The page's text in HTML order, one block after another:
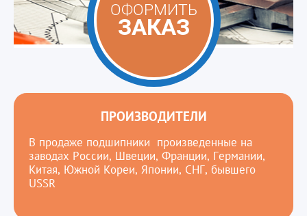
ОФОРМИТЬ
ЗАКАЗ
ПРОИЗВОДИТЕЛИ
В продаже подшипники произведенные на
заводах России, Швеции, Франции, Германии,
Китая, Южной Кореи, Японии, СНГ, бывшего
USSR